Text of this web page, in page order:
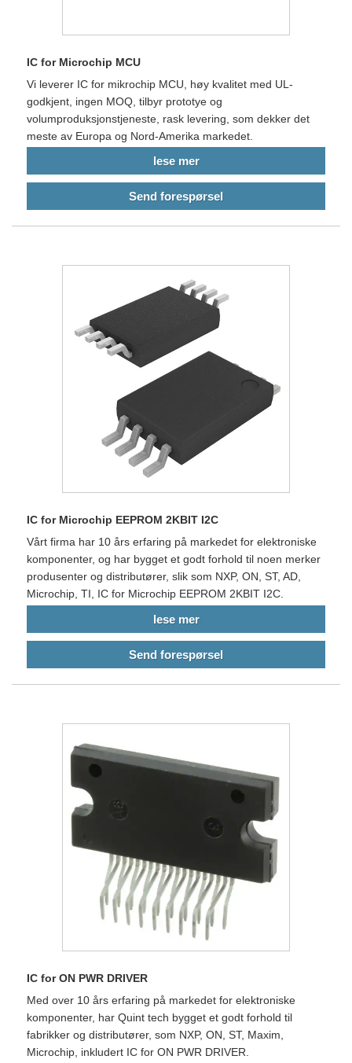
IC for Microchip MCU
Vi leverer IC for mikrochip MCU, høy kvalitet med UL-
godkjent, ingen MOQ, tilbyr prototye og
volumproduksjonstjeneste, rask levering, som dekker det
meste av Europa og Nord-Amerika markedet.
lese mer
Send forespørsel
IC for Microchip EEPROM 2KBIT I2C
Vårt firma har 10 års erfaring på markedet for elektroniske
komponenter, og har bygget et godt forhold til noen merker
produsenter og distributører, slik som NXP, ON, ST, AD,
Microchip, TI, IC for Microchip EEPROM 2KBIT I2C.
lese mer
Send forespørsel
IC for ON PWR DRIVER
Med over 10 års erfaring på markedet for elektroniske
komponenter, har Quint tech bygget et godt forhold til
fabrikker og distributører, som NXP, ON, ST, Maxim,
Microchip, inkludert IC for ON PWR DRIVER.